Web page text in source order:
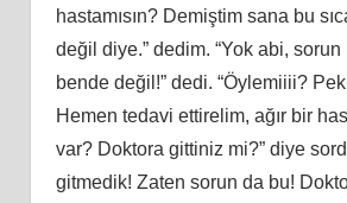
hastamısın? Demiştim sana bu
değil diye.” dedim. “Yok abi, sorun
bende değil!” dedi. “Öylemiiii?
Hemen tedavi ettirelim, ağır bir
var? Doktora gittiniz mi?” diye
gitmedik! Zaten sorun da bu!